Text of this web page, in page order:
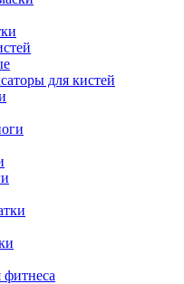
для кистей